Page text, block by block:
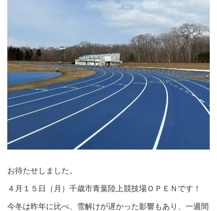
お待たせしました。
４月１５日（月）千歳市青葉陸上競技場ＯＰＥＮです！
今冬は昨年に比べ、雪解けが遅かった影響もあり、一週間